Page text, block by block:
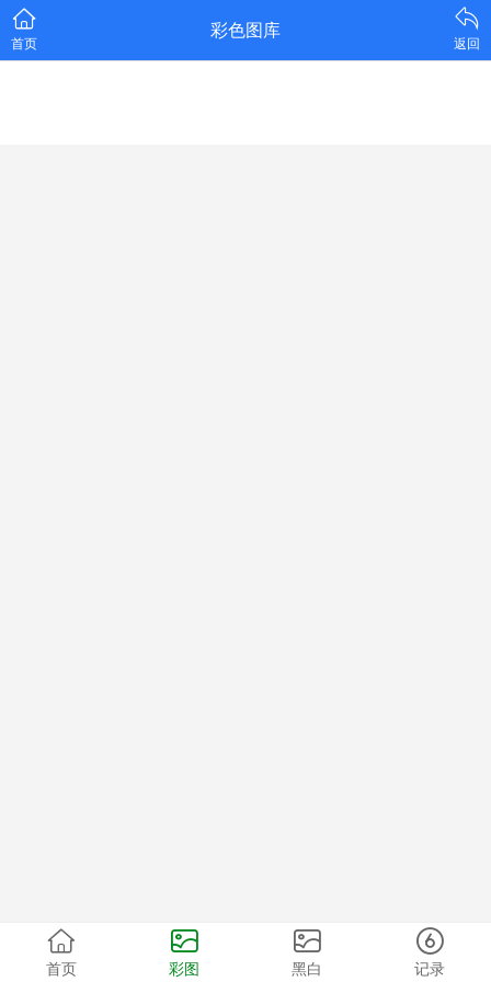
首页
彩色图库
返回
首页 彩图 黑白 记录